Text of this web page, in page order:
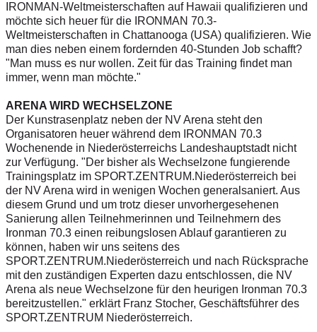
IRONMAN-Weltmeisterschaften auf Hawaii qualifizieren und
möchte sich heuer für die IRONMAN 70.3-
Weltmeisterschaften in Chattanooga (USA) qualifizieren. Wie
man dies neben einem fordernden 40-Stunden Job schafft?
"Man muss es nur wollen. Zeit für das Training findet man
immer, wenn man möchte."
ARENA WIRD WECHSELZONE
Der Kunstrasenplatz neben der NV Arena steht den
Organisatoren heuer während dem IRONMAN 70.3
Wochenende in Niederösterreichs Landeshauptstadt nicht
zur Verfügung. "Der bisher als Wechselzone fungierende
Trainingsplatz im SPORT.ZENTRUM.Niederösterreich bei
der NV Arena wird in wenigen Wochen generalsaniert. Aus
diesem Grund und um trotz dieser unvorhergesehenen
Sanierung allen Teilnehmerinnen und Teilnehmern des
Ironman 70.3 einen reibungslosen Ablauf garantieren zu
können, haben wir uns seitens des
SPORT.ZENTRUM.Niederösterreich und nach Rücksprache
mit den zuständigen Experten dazu entschlossen, die NV
Arena als neue Wechselzone für den heurigen Ironman 70.3
bereitzustellen." erklärt Franz Stocher, Geschäftsführer des
SPORT.ZENTRUM Niederösterreich.